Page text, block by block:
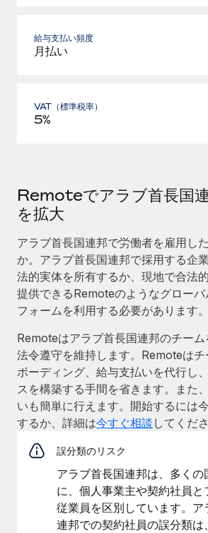
給与支払い頻度
月払い
VAT（標準税率）
5%
Remoteでアラブ首長国
を拡大
アラブ首長国連邦で労働者を雇用し
か。アラブ首長国連邦で採用する企
法的実体を所有するか、現地で合法
提供できるRemoteのようなグローバ
フォームを利用する必要があります。
Remoteはアラブ首長国連邦のチー
法令遵守を維持します。Remoteは
ボーディング、給与支払いを代行し
スを構築する手間を省きます。また
いも簡単に行えます。開始するには
するか、詳細は今すぐ相談 してくださ
誤分類のリスク
アラブ首長国連邦は、多くの
に、個人事業主や契約社員と
従業員を区別しています。ア
連邦での契約社員の誤分類は